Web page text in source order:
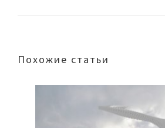
Похожие статьи